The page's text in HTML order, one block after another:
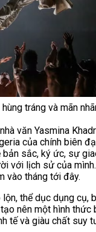
tráng và mãn
văn Yasmina
của chính biên
sắc, ký ức, sự
với lịch sử của
vào tháng tới đây.
thể dục dụng cụ,
nên một hình thức
tế và giàu chất suy